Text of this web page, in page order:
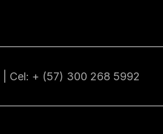
| Cel: + (57) 300 268 5992